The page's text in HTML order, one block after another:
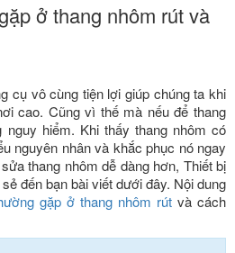
ở thang nhôm rút và
cụ vô cùng tiện lợi giúp chúng ta khi
cao. Cũng vì thế mà nếu để thang
hiểm. Khi thấy thang nhôm có
nguyên nhân và khắc phục nó ngay
thang nhôm dễ dàng hơn, Thiết bị
đến bạn bài viết dưới đây. Nội dung
gặp ở thang nhôm rút và cách